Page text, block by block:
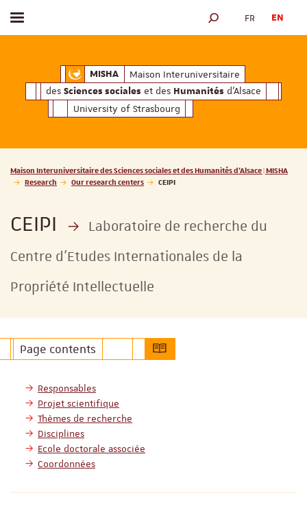
MISHAMaison Interuniversitaire des
Maison Interuniversitaire
des Sciences sociales et des Humanités d'Alsace
University of Strasbourg
Toggle menu SEARCH ENGINE
FR EN
Vous êtes ici :
Maison Interuniversitaire des Sciences sociales et des Humanités d'Alsace | MISHA
Research
Our research centers CEIPI
CEIPI
Laboratoire de recherche du
Centre d'Etudes Internationales de la
Propriété Intellectuelle
Page contents
Responsables
Projet scientifique
Thèmes de recherche
Disciplines
Ecole doctorale associée
Coordonnées